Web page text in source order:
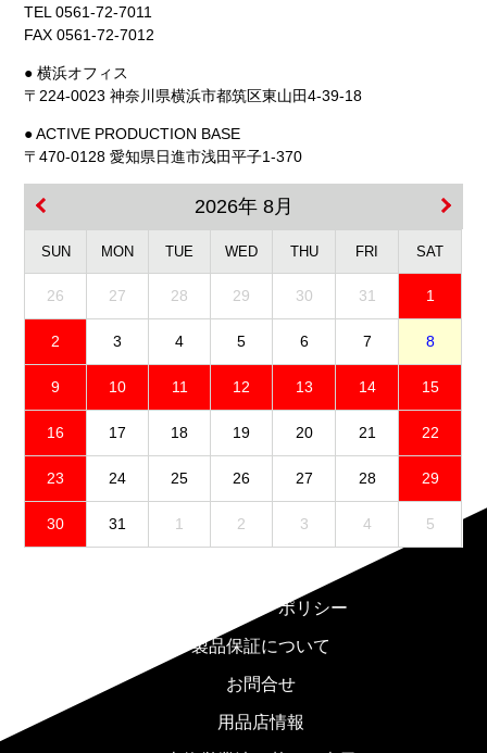
TEL 0561-72-7011
FAX 0561-72-7012
● 横浜オフィス
〒224-0023 神奈川県横浜市都筑区東山田4-39-18
● ACTIVE PRODUCTION BASE
〒470-0128 愛知県日進市浅田平子1-370
2026年 8月
SUN MON TUE WED THU FRI SAT
26 27 28 29 30 31 1
2 3 4 5 6 7 8
9 10 11 12 13 14 15
16 17 18 19 20 21 22
23 24 25 26 27 28 29
30 31 1 2 3 4 5
プライバシーポリシー
製品保証について
お問合せ
用品店情報